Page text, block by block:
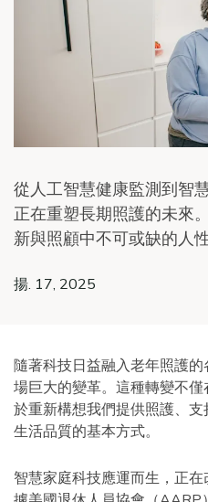
揚. 17, 2025
從人工智慧健康監測到智
正在重塑長期照護的未來
新與照顧中不可或缺的人
隨著科技日益融入老年照護
場巨大的變革。這種轉變不
於重新構想我們提供照護、
生活品質的基本方式。
智慧家庭科技應運而生，正